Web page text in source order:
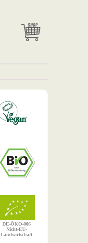
DE-ÖKO-006
Nicht-EU-
Landwirtschaft